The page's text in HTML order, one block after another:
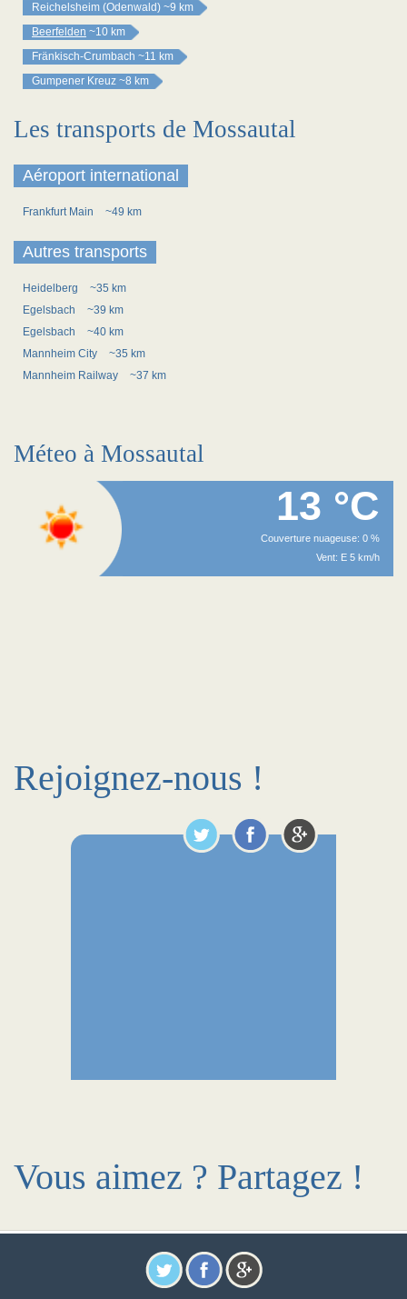
Reichelsheim (Odenwald) ~9 km
Beerfelden ~10 km
Fränkisch-Crumbach ~11 km
Gumpener Kreuz ~8 km
Les transports de Mossautal
Aéroport international
Frankfurt Main ~49 km
Autres transports
Heidelberg
~35 km
Egelsbach
~39 km
Egelsbach
~40 km
Mannheim City
~35 km
Mannheim Railway
~37 km
Méteo à Mossautal
13 °C
Couverture nuageuse: 0 %
Vent: E 5 km/h
Rejoignez-nous !
Vous aimez ? Partagez !